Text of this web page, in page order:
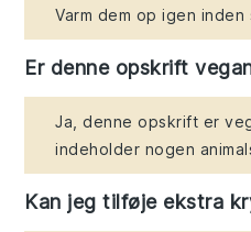
Varm dem op igen inden
Er denne opskrift
Ja, denne opskrift er
indeholder nogen
Kan jeg tilføje ekstra